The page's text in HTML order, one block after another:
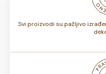
Svi proizvodi su pažljivo